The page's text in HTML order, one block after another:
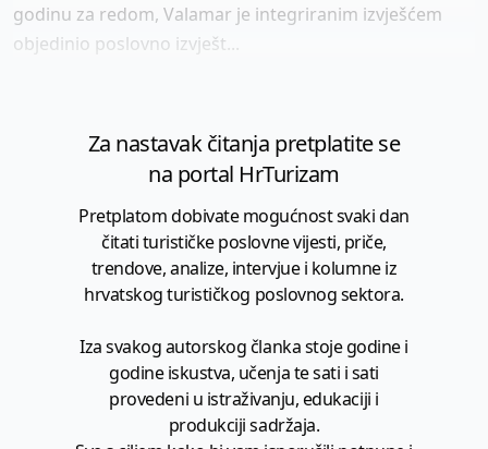
godinu za redom, Valamar je integriranim izvješćem
objedinio poslovno izvješt...
Za nastavak čitanja pretplatite se
na portal HrTurizam
Pretplatom dobivate mogućnost svaki dan
čitati turističke poslovne vijesti, priče,
trendove, analize, intervjue i kolumne iz
hrvatskog turističkog poslovnog sektora.
Iza svakog autorskog članka stoje godine i
godine iskustva, učenja te sati i sati
provedeni u istraživanju, edukaciji i
produkciji sadržaja.